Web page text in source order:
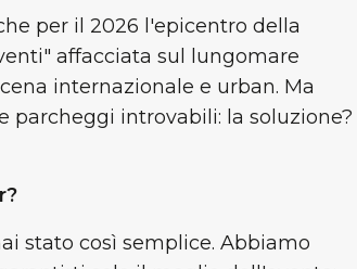
per il 2026 l'epicentro della
affacciata sul lungomare
internazionale e urban. Ma
parcheggi introvabili: la soluzione?
stato così semplice. Abbiamo